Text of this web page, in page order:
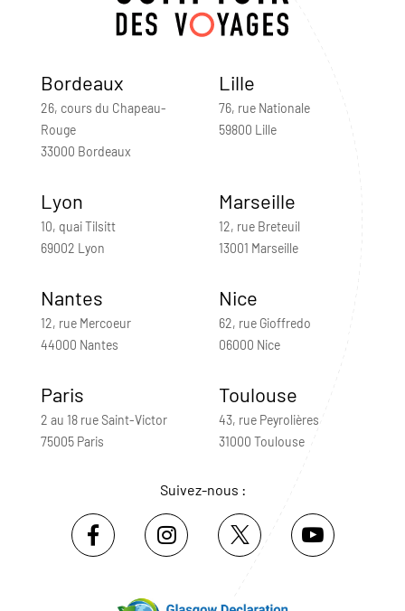
Bordeaux
26, cours du Chapeau-
Rouge
33000 Bordeaux
Lille
76, rue Nationale
59800 Lille
Lyon
10, quai Tilsitt
69002 Lyon
Marseille
12, rue Breteuil
13001 Marseille
Nantes
12, rue Mercoeur
44000 Nantes
Nice
62, rue Gioffredo
06000 Nice
Paris
2 au 18 rue Saint-Victor
75005 Paris
Toulouse
43, rue Peyrolières
31000 Toulouse
Suivez-nous :